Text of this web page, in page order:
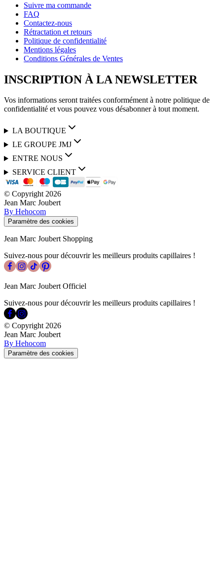
Suivre ma commande
FAQ
Contactez-nous
Rétractation et retours
Politique de confidentialité
Mentions légales
Conditions Générales de Ventes
INSCRIPTION À LA NEWSLETTER
Vos informations seront traitées conformément à notre politique de
confidentialité et vous pouvez vous désabonner à tout moment.
LA BOUTIQUE
LE GROUPE JMJ
ENTRE NOUS
SERVICE CLIENT
© Copyright2026
Jean Marc Joubert
By Hehocom
Paramètre des cookies
Jean Marc Joubert Shopping
Suivez-nous pour découvrir les meilleurs produits capillaires !
Jean Marc Joubert Officiel
Suivez-nous pour découvrir les meilleurs produits capillaires !
© Copyright2026
Jean Marc Joubert
By Hehocom
Paramètre des cookies